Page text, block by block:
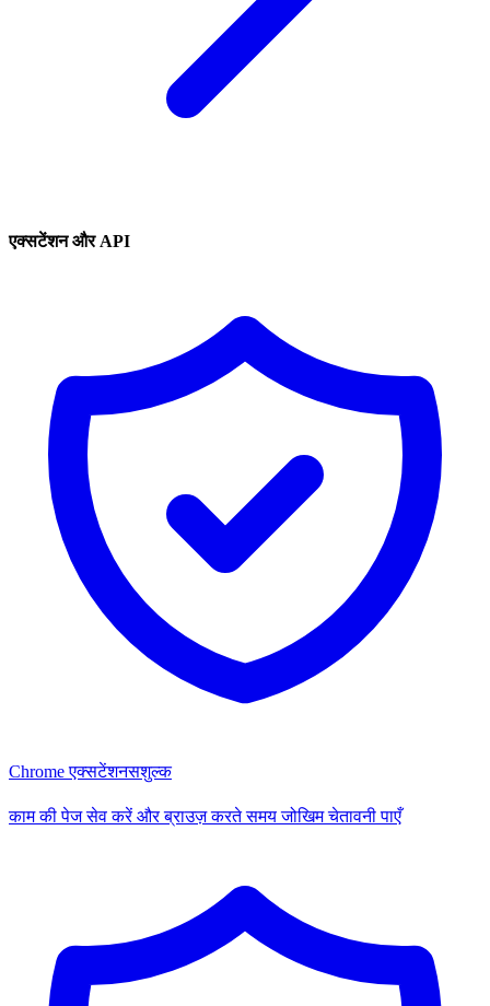
एक्सटेंशन और API
Chrome एक्सटेंशनसशुल्क
काम की पेज सेव करें और ब्राउज़ करते समय जोखिम चेतावनी पाएँ